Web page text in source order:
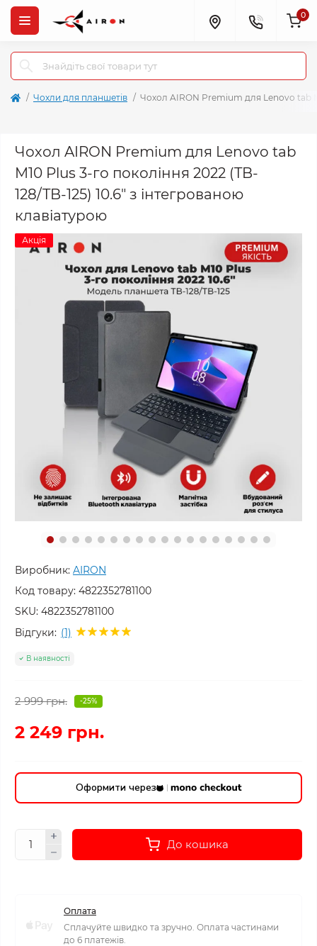
0
Чохли для планшетів Чохол AIRON Premium для Lenovo tab
Чохол AIRON Premium для Lenovo tab
M10 Plus 3-го покоління 2022 (TB-
128/TB-125) 10.6" з інтегрованою
клавіатурою
Акція
Виробник: AIRON
Код товару: 4822352781100
SKU: 4822352781100
Відгуки: (1)
В наявності
2 999 грн. -25%
2 249 грн.
Оформити через
До кошика
Оплата
Сплачуйте швидко та зручно. Оплата частинами
до 6 платежів.